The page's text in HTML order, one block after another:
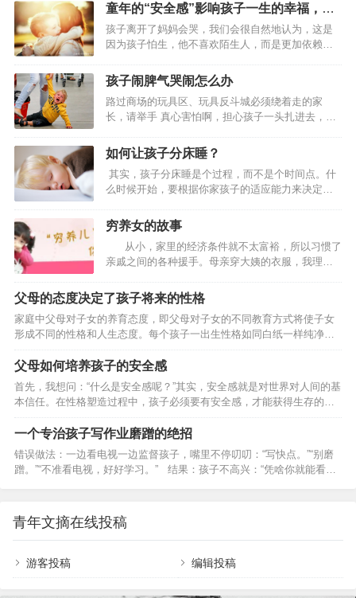
入。如果不行，一进一出几十万，你就要掂量掂量了。前面说过了，读
大学成本是10w，晚四年上班送快递，损失是30W。这几十个W，是你爸
在太阳底下敲钉子挣来的，是你妈在工地厨房忙四年的结果，你怎么办?
在宿舍里睡懒觉，打游戏吗?不能啊!作为扩招前的985，我们已经走完了
一个完整的流程，也看明白了。如果一个东西，可以无穷无尽…
童年的“安全感”影响孩子一生的幸福，家
长如何为孩子建立安全感
孩子离开了妈妈会哭，我们会很自然地认为，这是
因为孩子怕生，他不喜欢陌生人，而是更加依赖像
慌，需要依赖的重要原因，但是在孩子的不安情绪
里，孩子一部分来自于安全感的匮乏。台剧《想见
你》讲述的是一个年轻人之间的故事，在这个故事
中，陈韵如是一个有原生家庭创伤的女儿，她的母
亲重男轻女，家里什么都要给弟弟，包括她自己，
也是对弟弟迁就、牺牲的“物品”之一。陈韵如是一个
上，看起来很孤独又很自如，可是那份拒绝让人以
此保护自己的…
孩子闹脾气哭闹怎么办
路过商场的玩具区、玩具反斗城必须绕着走的家
长，请举手 真心害怕啊，担心孩子一头扎进去，拉
闹。 而孩子的哭闹经常让家长陷入两难境地：坚持
原则不给买，孩子可能要哭闹很久，还会引发围
观，又担心孩子之后留下心理阴影；心软买了的
话，以后在遇到这种情况孩子可能会变本加厉，遇
到这种情况应该怎么办才科学呢？别惊慌，孩子闹
脾气很正常 在要求得不到满足时，几乎所有幼儿都
还不会用语言表达需求，而由于他…
如何让孩子分床睡？
其实，孩子分床睡是个过程，而不是个时间点。什
么时候开始，要根据你家孩子的适应能力来决定，
说，能在3~10岁这个阶段内完成分床就可以了。 如
何很好的过度让孩子分床睡？ 有的孩子就是性格比
较独立一点，适应性强，4岁分床就很顺利，1周就
搞定； 而有的孩子就是喜欢粘着父母，8岁了还不肯
分床。这都是正常的，没必要为了分床让孩子整天
哭哭啼啼，跟生死离别似的。给孩子点时间，慢慢
穷养女的故事
从小，家里的经济条件就不太富裕，所以习惯了
亲戚之间的各种援手。母亲穿大姨的衣服，我理所
经感激地说，要是没有小妹，我们的衣橱和杂物间
早就爆炸了，嫌小过时的衣服丢都没有地方丢。听
了她们的感慨，我只会站在一边憨憨地笑。 直
到后来我开始长得骨骼粗壮，比两个姐姐都要高要
胖，家里才减缓了从大姨家捡衣服的趋势。 …
父母的态度决定了孩子将来的性格
家庭中父母对子女的养育态度，即父母对子女的不同教育方式将使子女
形成不同的性格和人生态度。每个孩子一出生性格如同白纸一样纯净，
由于生长的家庭环境的不同和家庭教育方式的不同，也受到父母及其他
家庭成员性格的潜移默化的影响，促使父母及其他家庭成员的性格特点
逐渐的迁移到了他们的身上，有些不良性格甚至影响孩子心理健康。下
面来看看孩子的性格怎么培养？ 比如：做父母的待人热情、宽容，其子
女往往也会以同样的态度待人。父母教育子女时采用民主和平等的方
式，那么子女较容易形成和发展好交际、与人合作又能独立自主的性格
特…
父母如何培养孩子的安全感
首先，我想问：“什么是安全感呢？”其实，安全感就是对世界对人间的基
本信任。在性格塑造过程中，孩子必须要有安全感，才能获得生存的动
力、勇气和毅力。如何对孩子进行性格塑造，增强孩子的安全感，对父
母来说很重要。父母必须要好好做一下这方面的工作自己的孩子将来的
发展不可忽视。 父母如何培养孩子的安全感 有安全感的孩子才能进行自
我发展，才不会被外界干扰，也不会遇见困难轻易放弃努力。一旦确认
他在这个世界上生存的意义和价值，儿童就可以继续发展自己，不会再
一个专治孩子写作业磨蹭的绝招
错误做法：一边看电视一边监督孩子，嘴里不停叨叨：“写快点。”“别磨
蹭。”“不准看电视，好好学习。” 结果：孩子不高兴：“凭啥你就能看电
2、孩子写作业磨蹭、拖拉、不专心，该睡觉了，作业却没写完。您会
怎么做？ 错误做法：一边看电视一边监督孩子，嘴里不停叨叨：“写快
青年文摘在线投稿
游客投稿 编辑投稿